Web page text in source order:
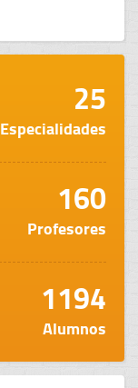
25
Especialidades
160
Profesores
1194
Alumnos